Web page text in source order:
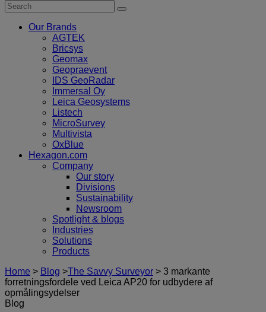
Our Brands
AGTEK
Bricsys
Geomax
Geopraevent
IDS GeoRadar
Immersal Oy
Leica Geosystems
Listech
MicroSurvey
Multivista
OxBlue
Hexagon.com
Company
Our story
Divisions
Sustainability
Newsroom
Spotlight & blogs
Industries
Solutions
Products
Home > Blog >The Savvy Surveyor > 3 markante
forretningsfordele ved Leica AP20 for udbydere af
opmålingsydelser
Blog